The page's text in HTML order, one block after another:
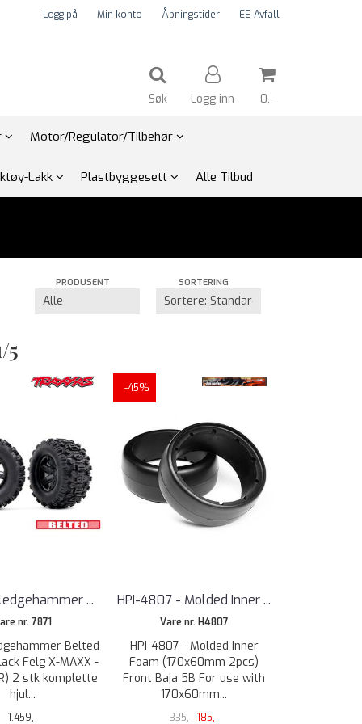
Logg på Min konto Åpningstider EE-Avfall
Søk Logg inn 0,-
Motor/Regulator/Tilbehør
Lakk Plastbyggesett Alle Tilbud
PRODUSENT SORTERING
5
...
nr. 7871
Belted
Felg X-MAXX -
2 stk komplette
hjul...
1.459,-
-45%
HPI-4807 - Molded Inner ...
Vare nr. H4807
HPI-4807 - Molded Inner
Foam (170x60mm 2pcs)
Front Baja 5B For use with
170x60mm...
335,- 185,-